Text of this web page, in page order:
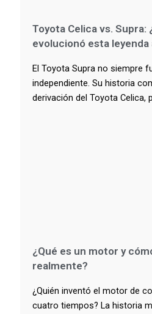
Toyota Celica vs. Supra:
evolucionó esta
El Toyota Supra no siempre
independiente. Su historia
derivación del Toyota Celica,
¿Qué es un motor y
realmente?
¿Quién inventó el motor de
cuatro tiempos? La historia